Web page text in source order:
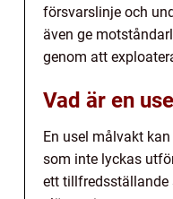
försvarslinje och
även ge
genom att
Vad är en
En usel målvakt
som inte lyckas
ett tillfredsställande